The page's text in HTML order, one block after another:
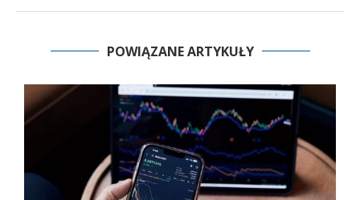
POWIĄZANE ARTYKUŁY